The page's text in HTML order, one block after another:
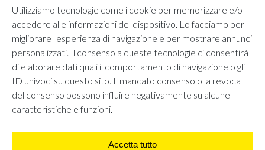
Utilizziamo tecnologie come i cookie per memorizzare e/o
accedere alle informazioni del dispositivo. Lo facciamo per
migliorare l'esperienza di navigazione e per mostrare annunci
personalizzati. Il consenso a queste tecnologie ci consentirà
di elaborare dati quali il comportamento di navigazione o gli
ID univoci su questo sito. Il mancato consenso o la revoca
del consenso possono influire negativamente su alcune
caratteristiche e funzioni.
Accetta tutto
RESI E RIMBORSI
REGOLAMENTO LOYALTY
CONTATTACI
PRIVACY POLICY COOKIE POLICY